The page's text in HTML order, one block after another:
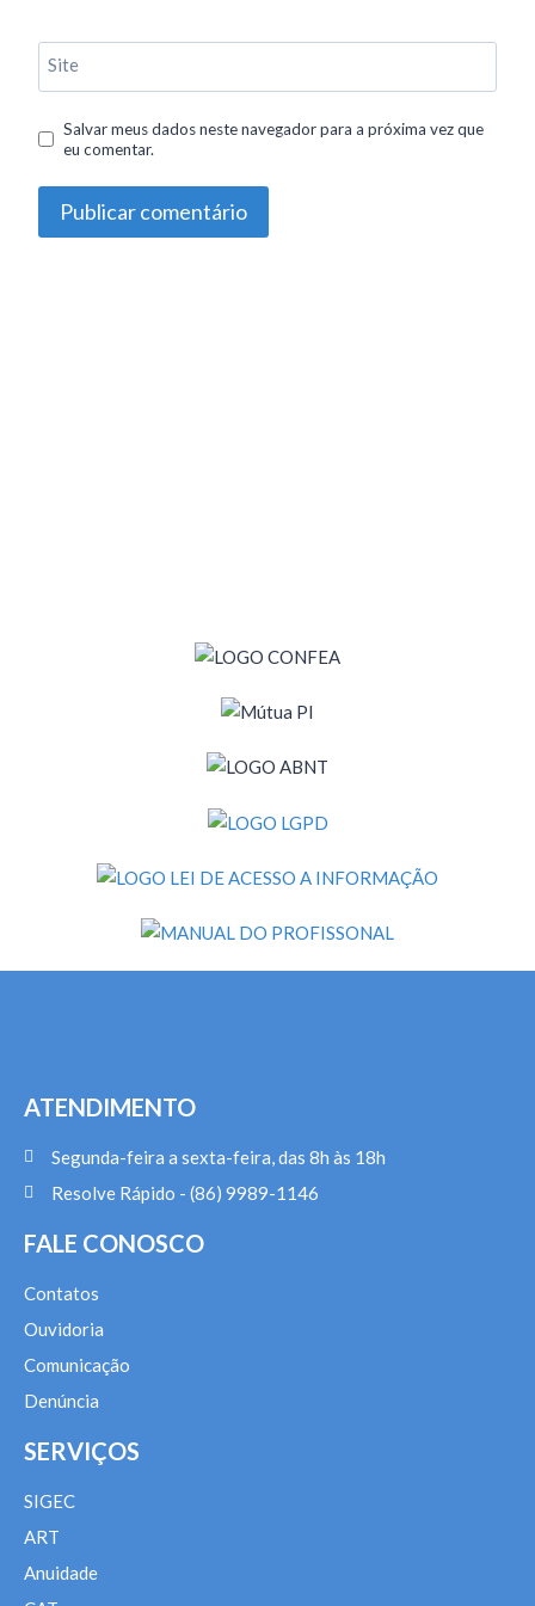
Site
Salvar meus dados neste navegador para a próxima vez que
eu comentar.
ATENDIMENTO
Segunda-feira a sexta-feira, das 8h às 18h
Resolve Rápido - (86) 9989-1146
FALE CONOSCO
Contatos
Ouvidoria
Comunicação
Denúncia
SERVIÇOS
SIGEC
ART
Anuidade